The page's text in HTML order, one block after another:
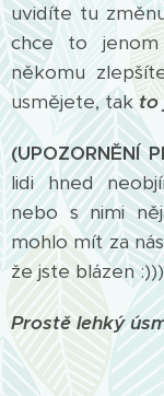
uvidíte tu
chce to
někomu
usmějete, tak to
(UPOZORNĚNÍ
lidi hned
nebo s nimi
mohlo mít za
že jste blázen :)))
Prostě lehký